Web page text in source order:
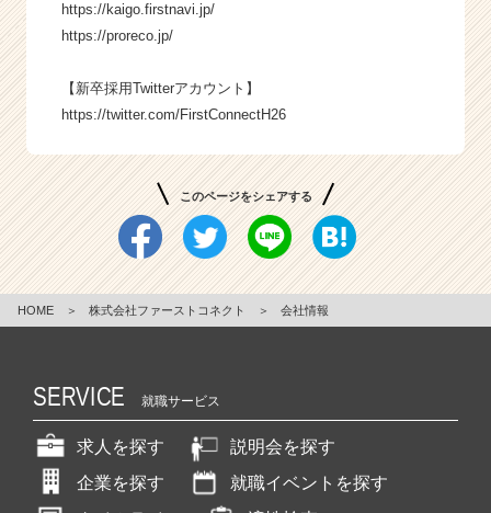
https://kaigo.firstnavi.jp/
https://proreco.jp/
【新卒採用Twitterアカウント】
https://twitter.com/FirstConnectH26
このページをシェアする
HOME ＞ 株式会社ファーストコネクト ＞ 会社情報
SERVICE 就職サービス
求人を探す
説明会を探す
企業を探す
就職イベントを探す